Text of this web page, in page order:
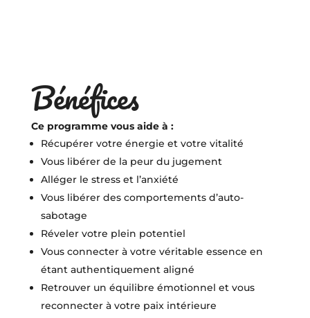
Bénéfices
Ce programme vous aide à :
Récupérer votre énergie et votre vitalité
Vous libérer de la peur du jugement
Alléger le stress et l’anxiété
Vous libérer des comportements d’auto-
sabotage
Réveler votre plein potentiel
Vous connecter à votre véritable essence en
étant authentiquement aligné
Retrouver un équilibre émotionnel et vous
reconnecter à votre paix intérieure